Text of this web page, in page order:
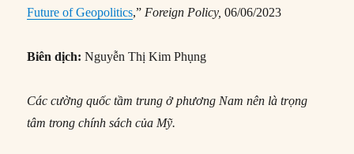
Future of Geopolitics,” Foreign Policy, 06/06/2023
Biên dịch: Nguyễn Thị Kim Phụng
Các cường quốc tầm trung ở phương Nam nên là trọng
tâm trong chính sách của Mỹ.